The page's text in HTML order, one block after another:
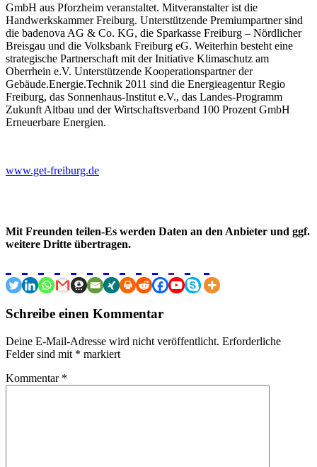
GmbH aus Pforzheim veranstaltet. Mitveranstalter ist die
Handwerkskammer Freiburg. Unterstützende Premiumpartner sind
die badenova AG & Co. KG, die Sparkasse Freiburg – Nördlicher
Breisgau und die Volksbank Freiburg eG. Weiterhin besteht eine
strategische Partnerschaft mit der Initiative Klimaschutz am
Oberrhein e.V. Unterstützende Kooperationspartner der
Gebäude.Energie.Technik 2011 sind die Energieagentur Regio
Freiburg, das Sonnenhaus-Institut e.V., das Landes-Programm
Zukunft Altbau und der Wirtschaftsverband 100 Prozent GmbH
Erneuerbare Energien.
www.get-freiburg.de
Mit Freunden teilen-Es werden Daten an den Anbieter und ggf.
weitere Dritte übertragen.
Schreibe einen Kommentar
Deine E-Mail-Adresse wird nicht veröffentlicht. Erforderliche
Felder sind mit * markiert
Kommentar *